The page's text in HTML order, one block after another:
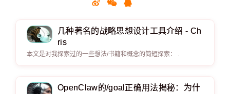
几种著名的战略思想设计工具介绍 - Ch
ris
本文是对我探索过的一些想法/书籍和概念的简短探索： .
OpenClaw的/goal正确用法揭秘：为什